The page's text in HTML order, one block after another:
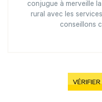
conjugue à merveille
rural avec les
conseillons